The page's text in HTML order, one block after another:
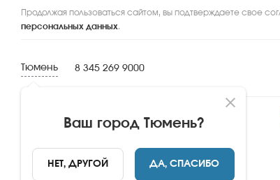
Продолжая пользоваться сайтом, вы подтверждаете свое
персональных данных.
Тюмень
Ваш город Тюмень?
НЕТ, ДРУГОЙ ДА, СПАСИБО
8 345 269 9000
Онигири и трайфлы